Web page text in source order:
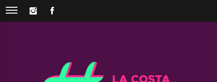
Skip
INSTAGRAM